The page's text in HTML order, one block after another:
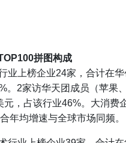
拼图构成
业上榜企业24家，合计在
。2家访华天团成员（苹果
元，占该行业46%。大消费
年均增速与全球市场同频。